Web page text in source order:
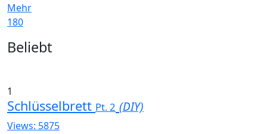
Mehr
180
Widgets
Beliebt
1
Schlüsselbrett Pt. 2 (DIY)
Views: 5875